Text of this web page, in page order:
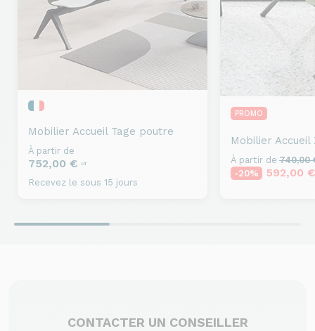
Mobilier AccueilTage poutre
À partir de
752,00 € HT
Recevez le sous 15 jours
PROMO
Mobilier Accueil
À partir de 740,00
-20%
592,00
CONTACTER UN CONSEILLER